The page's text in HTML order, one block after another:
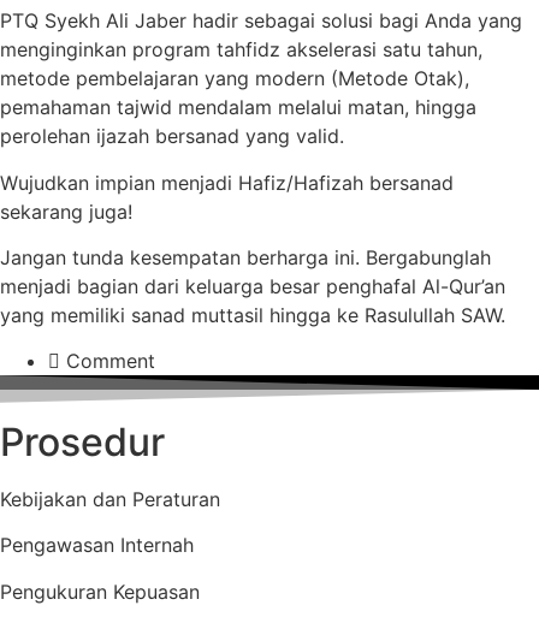
PTQ Syekh Ali Jaber hadir sebagai solusi bagi Anda yang
menginginkan program tahfidz akselerasi satu tahun,
metode pembelajaran yang modern (Metode Otak),
pemahaman tajwid mendalam melalui matan, hingga
perolehan ijazah bersanad yang valid.
Wujudkan impian menjadi Hafiz/Hafizah bersanad
sekarang juga!
Jangan tunda kesempatan berharga ini. Bergabunglah
menjadi bagian dari keluarga besar penghafal Al-Qur’an
yang memiliki sanad muttasil hingga ke Rasulullah SAW.
Comment
Prosedur
Kebijakan dan Peraturan
Pengawasan Internah
Pengukuran Kepuasan